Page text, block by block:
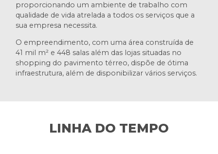
proporcionando um ambiente de trabalho com
qualidade de vida atrelada a todos os serviços que a
sua empresa necessita.
O empreendimento, com uma área construída de
41 mil m² e 448 salas além das lojas situadas no
shopping do pavimento térreo, dispõe de ótima
infraestrutura, além de disponibilizar vários serviços.
LINHA DO TEMPO